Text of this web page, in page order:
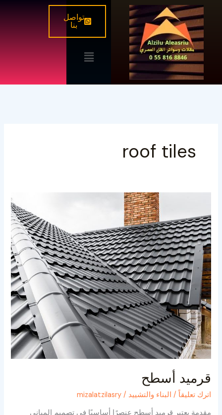
تخطي
المحتوى
تواصل
بنا
القائمة
roof tiles
قرميد أسطح
اترك تعليقاً / البناء والتشييد /
mizalatzilasry
مقدمة يعتبر قرميد أسطح عنصرًا أساسيًا في تصميم المباني